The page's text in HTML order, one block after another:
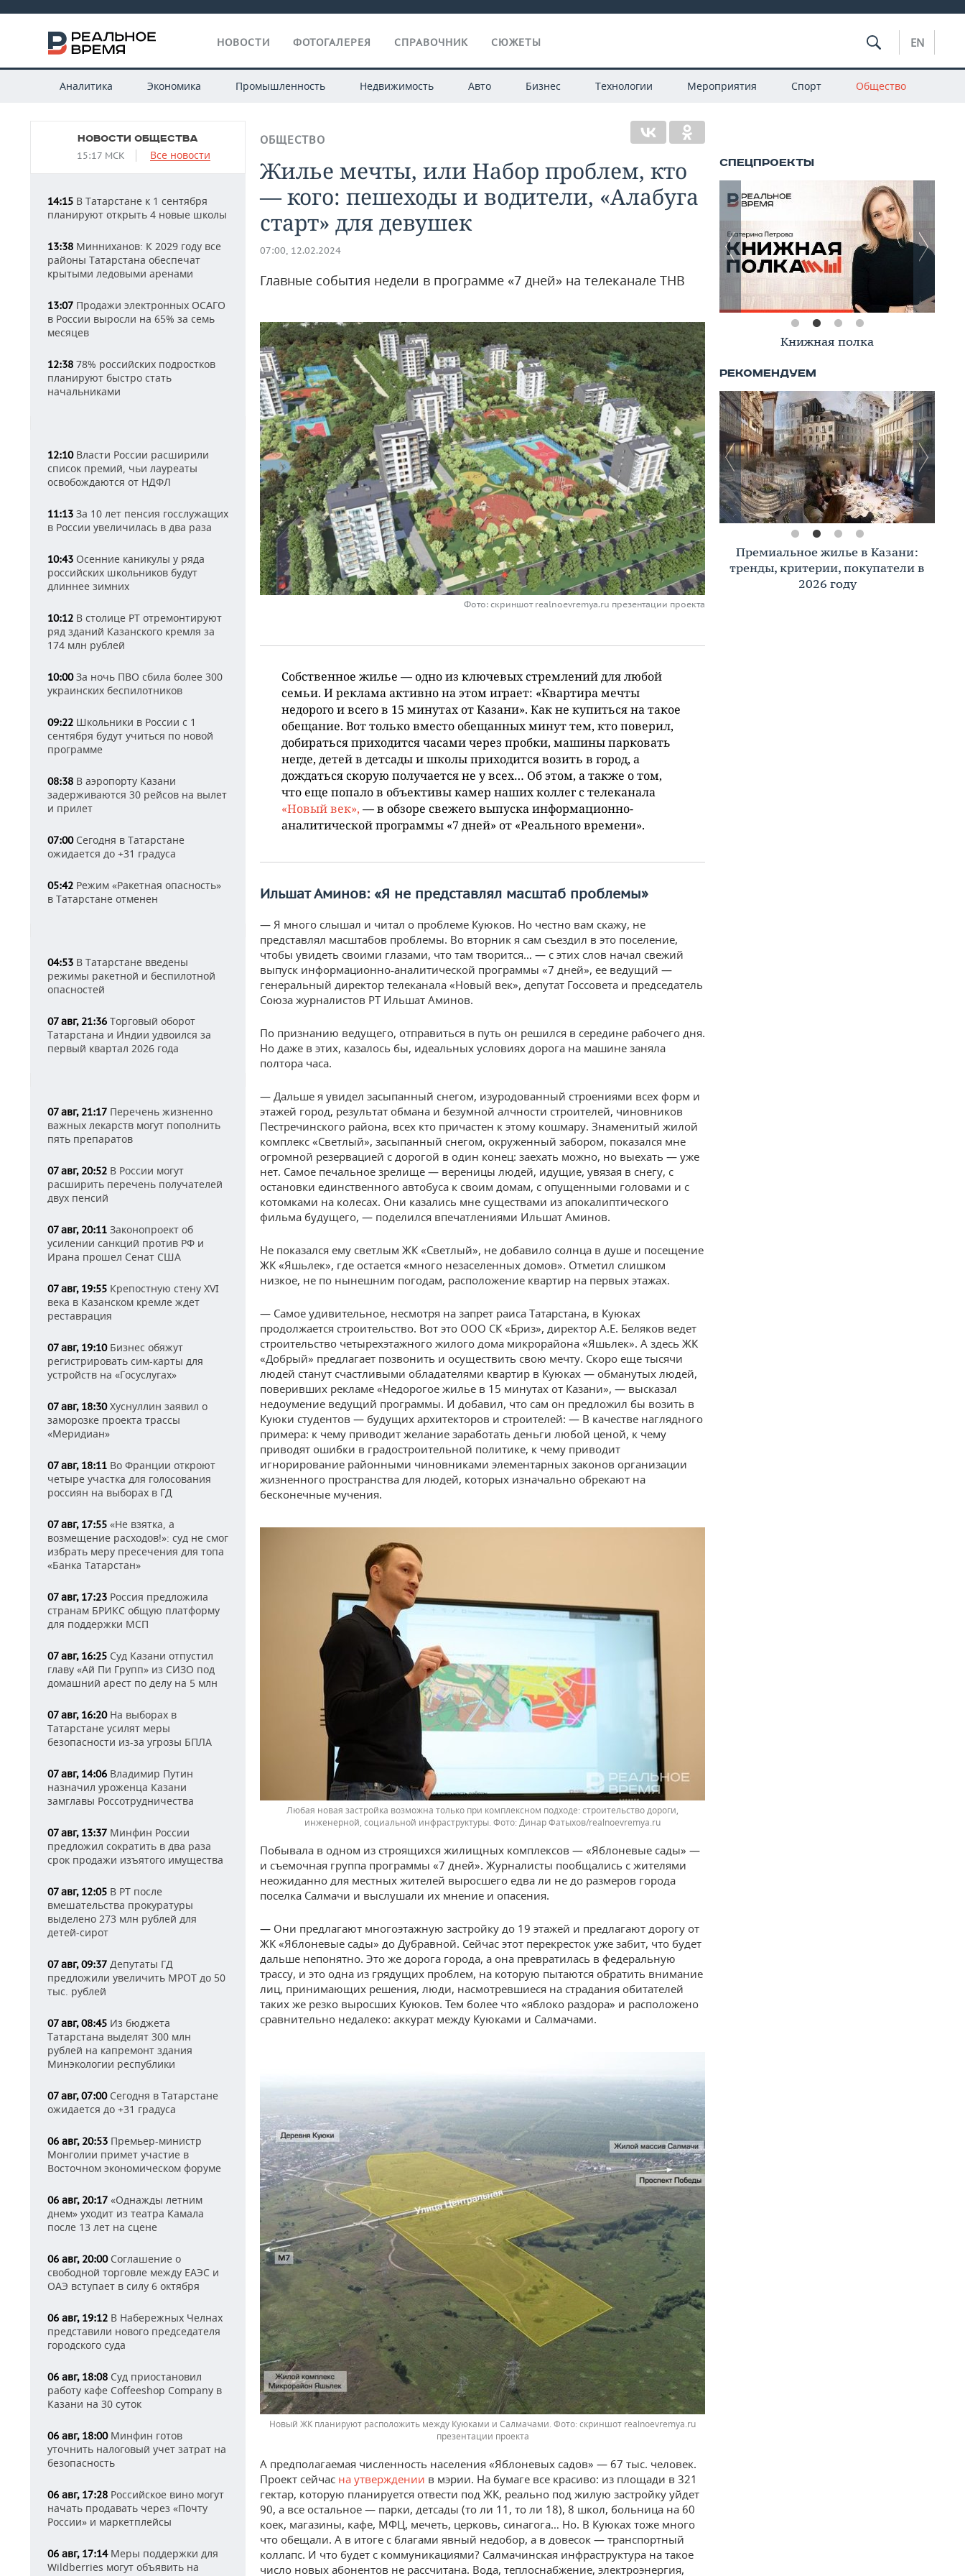
НОВОСТИ ФОТОГАЛЕРЕЯ СПРАВОЧНИК СЮЖЕТЫ EN
Аналитика Экономика Промышленность Недвижимость Авто Бизнес Технологии Мероприятия Спорт Общество
НОВОСТИ ОБЩЕСТВА
15:17 МСК Все новости
14:15 В Татарстане к 1 сентября
планируют открыть 4 новые школы
13:38 Минниханов: К 2029 году все
районы Татарстана обеспечат
крытыми ледовыми аренами
13:07 Продажи электронных ОСАГО
в России выросли на 65% за семь
месяцев
12:38 78% российских подростков
планируют быстро стать
начальниками
12:10Власти России расширили
список премий, чьи лауреаты
освобождаются от НДФЛ
11:13 За 10 лет пенсия госслужащих
в России увеличилась в два раза
10:43 Осенние каникулы у ряда
российских школьников будут
длиннее зимних
10:12 В столице РТ отремонтируют
ряд зданий Казанского кремля за
174 млн рублей
10:00За ночь ПВО сбила более 300
украинских беспилотников
09:22 Школьники в России с 1
сентября будут учиться по новой
программе
08:38 В аэропорту Казани
задерживаются 30 рейсов на вылет
и прилет
07:00Сегодня в Татарстане
ожидается до +31 градуса
05:42 Режим «Ракетная опасность»
в Татарстане отменен
04:53 В Татарстане введены
режимы ракетной и беспилотной
опасностей
07 авг, 21:36 Торговый оборот
Татарстана и Индии удвоился за
первый квартал 2026 года
07 авг, 21:17 Перечень жизненно
важных лекарств могут пополнить
пять препаратов
07 авг, 20:52 В России могут
расширить перечень получателей
двух пенсий
07 авг, 20:11 Законопроект об
усилении санкций против РФ и
Ирана прошел Сенат США
07 авг, 19:55 Крепостную стену XVI
века в Казанском кремле ждет
реставрация
07 авг, 19:10Бизнес обяжут
регистрировать сим-карты для
устройств на «Госуслугах»
07 авг, 18:30Хуснуллин заявил о
заморозке проекта трассы
«Меридиан»
07 авг, 18:11 Во Франции откроют
четыре участка для голосования
россиян на выборах в ГД
07 авг, 17:55 «Не взятка, а
возмещение расходов!»: суд не смог
избрать меру пресечения для топа
«Банка Татарстан»
07 авг, 17:23 Россия предложила
странам БРИКС общую платформу
для поддержки МСП
07 авг, 16:25 Суд Казани отпустил
главу «Ай Пи Групп» из СИЗО под
домашний арест по делу на 5 млн
07 авг, 16:20На выборах в
Татарстане усилят меры
безопасности из-за угрозы БПЛА
07 авг, 14:06 Владимир Путин
назначил уроженца Казани
замглавы Россотрудничества
07 авг, 13:37 Минфин России
предложил сократить в два раза
срок продажи изъятого имущества
07 авг, 12:05 В РТ после
вмешательства прокуратуры
выделено 273 млн рублей для
детей-сирот
07 авг, 09:37 Депутаты ГД
предложили увеличить МРОТ до 50
тыс. рублей
07 авг, 08:45 Из бюджета
Татарстана выделят 300 млн
рублей на капремонт здания
Минэкологии республики
07 авг, 07:00Сегодня в Татарстане
ожидается до +31 градуса
06 авг, 20:53 Премьер-министр
Монголии примет участие в
Восточном экономическом форуме
06 авг, 20:17 «Однажды летним
днем» уходит из театра Камала
после 13 лет на сцене
06 авг, 20:00Соглашение о
свободной торговле между ЕАЭС и
ОАЭ вступает в силу 6 октября
06 авг, 19:12 В Набережных Челнах
представили нового председателя
городского суда
06 авг, 18:08 Суд приостановил
работу кафе Coffeeshop Company в
Казани на 30 суток
06 авг, 18:00Минфин готов
уточнить налоговый учет затрат на
безопасность
06 авг, 17:28 Российское вино могут
начать продавать через «Почту
России» и маркетплейсы
06 авг, 17:14Меры поддержки для
Wildberries могут объявить на
ОБЩЕСТВО
Жилье мечты, или Набор проблем, кто
— кого: пешеходы и водители, «Алабуга
старт» для девушек
07:00, 12.02.2024
Главные события недели в программе «7 дней» на телеканале ТНВ
Фото: скриншот realnoevremya.ru презентации проекта
Собственное жилье — одно из ключевых стремлений для любой
семьи. И реклама активно на этом играет: «Квартира мечты
недорого и всего в 15 минутах от Казани». Как не купиться на такое
обещание. Вот только вместо обещанных минут тем, кто поверил,
добираться приходится часами через пробки, машины парковать
негде, детей в детсады и школы приходится возить в город, а
дождаться скорую получается не у всех… Об этом, а также о том,
что еще попало в объективы камер наших коллег с телеканала
«Новый век», — в обзоре свежего выпуска информационно-
аналитической программы «7 дней» от «Реального времени».
Ильшат Аминов: «Я не представлял масштаб проблемы»
— Я много слышал и читал о проблеме Куюков. Но честно вам скажу, не
представлял масштабов проблемы. Во вторник я сам съездил в это поселение,
чтобы увидеть своими глазами, что там творится… — с этих слов начал свежий
выпуск информационно-аналитической программы «7 дней», ее ведущий —
генеральный директор телеканала «Новый век», депутат Госсовета и председатель
Союза журналистов РТ Ильшат Аминов.
По признанию ведущего, отправиться в путь он решился в середине рабочего дня.
Но даже в этих, казалось бы, идеальных условиях дорога на машине заняла
полтора часа.
— Дальше я увидел засыпанный снегом, изуродованный строениями всех форм и
этажей город, результат обмана и безумной алчности строителей, чиновников
Пестречинского района, всех кто причастен к этому кошмару. Знаменитый жилой
комплекс «Светлый», засыпанный снегом, окруженный забором, показался мне
огромной резервацией с дорогой в один конец: заехать можно, но выехать — уже
нет. Самое печальное зрелище — вереницы людей, идущие, увязая в снегу, с
остановки единственного автобуса к своим домам, с опущенными головами и с
котомками на колесах. Они казались мне существами из апокалиптического
фильма будущего, — поделился впечатлениями Ильшат Аминов.
Не показался ему светлым ЖК «Светлый», не добавило солнца в душе и посещение
ЖК «Яшьлек», где остается «много незаселенных домов». Отметил слишком
низкое, не по нынешним погодам, расположение квартир на первых этажах.
— Самое удивительное, несмотря на запрет раиса Татарстана, в Куюках
продолжается строительство. Вот это ООО СК «Бриз», директор А.Е. Беляков ведет
строительство четырехэтажного жилого дома микрорайона «Яшьлек». А здесь ЖК
«Добрый» предлагает позвонить и осуществить свою мечту. Скоро еще тысячи
людей станут счастливыми обладателями квартир в Куюках — обманутых людей,
поверивших рекламе «Недорогое жилье в 15 минутах от Казани», — высказал
недоумение ведущий программы. И добавил, что сам он предложил бы возить в
Куюки студентов — будущих архитекторов и строителей: — В качестве наглядного
примера: к чему приводит желание заработать деньги любой ценой, к чему
приводят ошибки в градостроительной политике, к чему приводит
игнорирование районными чиновниками элементарных законов организации
жизненного пространства для людей, которых изначально обрекают на
бесконечные мучения.
Любая новая застройка возможна только при комплексном подходе: строительство дороги,
инженерной, социальной инфраструктуры.
Динар Фатыхов/realnoevremya.ru
Побывала в одном из строящихся жилищных комплексов — «Яблоневые сады» —
и съемочная группа программы «7 дней». Журналисты пообщались с жителями
неожиданно для местных жителей выросшего едва ли не до размеров города
поселка Салмачи и выслушали их мнение и опасения.
— Они предлагают многоэтажную застройку до 19 этажей и предлагают дорогу от
ЖК «Яблоневые сады» до Дубравной. Сейчас этот перекресток уже забит, что будет
дальше непонятно. Это же дорога города, а она превратилась в федеральную
трассу, и это одна из грядущих проблем, на которую пытаются обратить внимание
лиц, принимающих решения, люди, насмотревшиеся на страдания обитателей
таких же резко выросших Куюков. Тем более что «яблоко раздора» и расположено
сравнительно недалеко: аккурат между Куюками и Салмачами.
Новый ЖК планируют расположить между Куюками и Салмачами.
скриншот realnoevremya.ru
презентации проекта
А предполагаемая численность населения «Яблоневых садов» — 67 тыс. человек.
Проект сейчас на утверждении в мэрии. На бумаге все красиво: из площади в 321
гектар, которую планируется отвести под ЖК, реально под жилую застройку уйдет
90, а все остальное — парки, детсады (то ли 11, то ли 18), 8 школ, больница на 60
коек, магазины, кафе, МФЦ, мечеть, церковь, синагога… Но. В Куюках тоже много
что обещали. А в итоге с благами явный недобор, а в довесок — транспортный
коллапс. И что будет с коммуникациями? Салмачинская инфраструктура на такое
число новых абонентов не рассчитана. Вода, теплоснабжение, электроэнергия,
Книжная полка
Премиальное жилье в Казани:
тренды, критерии, покупатели в
2026 году